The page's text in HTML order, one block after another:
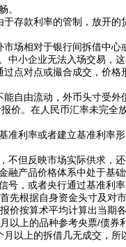
。
款利率的管制，放开的
相对于银行间拆借中心
中小企业无法入场交易，
对点或撮合成交，价格
由流动，外币头寸受外
价。在人民币汇率未完全
利率或者建立基准利率形
但反映市场实际供求，还
产品价格体系中处于基础
，或者央行通过基准利
先根据自身资金头寸及
价按算术平均计算出当期
以上的品种参考央票/债
以上的拆借几无成交，所